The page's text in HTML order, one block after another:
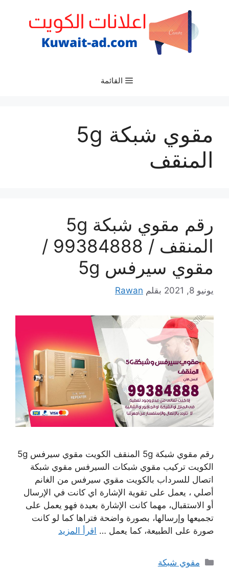
القائمة
مقوي شبكة 5g
المنقف
رقم مقوي شبكة 5g
المنقف / 99384888 /
مقوي سيرفس 5g
يونيو 8, 2021 بقلم Rawan
رقم مقوي شبكة 5g المنقف الكويت مقوي سيرفس 5g
الكويت تركيب مقوي شبكات السيرفس مقوي شبكة
اتصال للسرداب بالكويت مقوي سيرفس من الغانم
أصلي ، يعمل على تقوية الإشارة اي كانت في الإرسال
أو الاستقبال، مهما كانت الإشارة بعيدة فهو يعمل على
تجميعها وإرسالها، بصورة واضحة فتراها كما لو كانت
صورة على الطبيعة، كما يعمل … اقرأ المزيد
التصنيفات
مقوي شبكة